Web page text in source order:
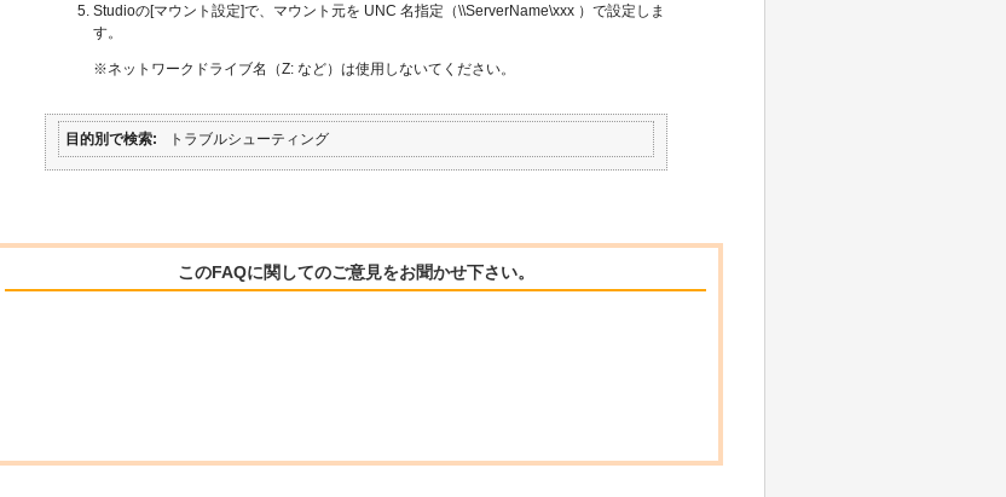
Studioの[マウント設定]で、マウント元を UNC 名指定（\\ServerName\xxx ）で設定しま
す。
※ネットワークドライブ名（Z: など）は使用しないてください。
目的別で検索 トラブルシューティング
このFAQに関してのご意見をお聞かせ下さい。